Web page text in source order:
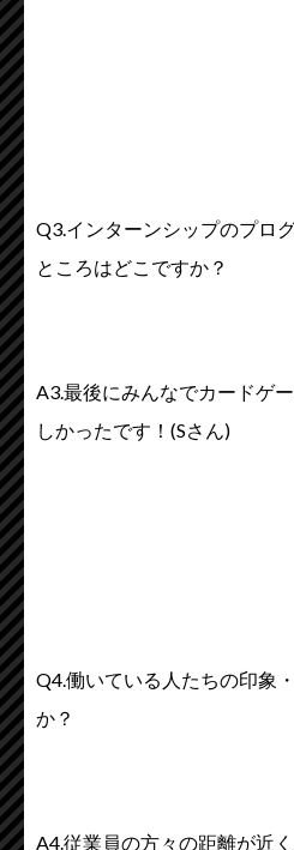
Q3.インターンシップのプロ
ところはどこですか？
A3.最後にみんなでカードゲ
しかったです！(Sさん)
Q4.働いている人たちの印象
か？
A4.従業員の方々の距離が近